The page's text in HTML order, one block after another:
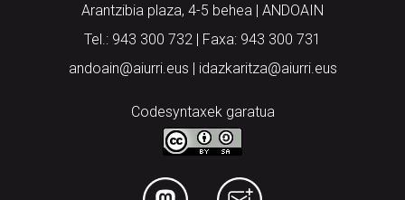
Arantzibia plaza, 4-5 behea | ANDOAIN
Tel.: 943 300 732 | Faxa: 943 300 731
andoain@aiurri.eus | idazkaritza@aiurri.eus
Codesyntaxek garatua